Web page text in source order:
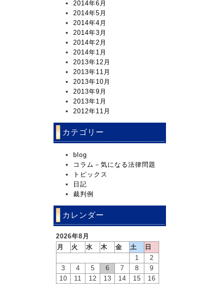
2014年6月
2014年5月
2014年4月
2014年3月
2014年2月
2014年1月
2013年12月
2013年11月
2013年10月
2013年9月
2013年1月
2012年11月
カテゴリー
blog
コラム－気になる法律問題
トピックス
日記
裁判例
カレンダー
2026年8月
月
火 水 木 金 土
日
1
2
3
4 5 6 7 8
9
10
11 12 13 14 15
16